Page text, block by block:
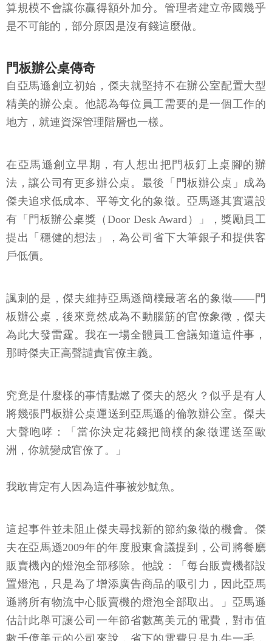
算規模不會讓你贏得額外加分。管理者建立帝國幾乎
是不可能的，部分原因是沒有錢這麼做。
門板辦公桌傳奇
自亞馬遜創立初始，傑夫就堅持不在辦公室配置大型
精美的辦公桌。他認為每位員工需要的是一個工作的
地方，就連資深管理階層也一樣。
在亞馬遜創立早期，有人想出把門板釘上桌腳的辦
法，讓公司有更多辦公桌。最後「門板辦公桌」成為
傑夫追求低成本、平等文化的象徵。亞馬遜其實還設
有「門板辦公桌獎（Door Desk Award）」，獎勵員工
提出「穩健的想法」，為公司省下大筆銀子和提供客
戶低價。
諷刺的是，傑夫維持亞馬遜簡樸最著名的象徵——門
板辦公桌，後來竟然成為不動腦筋的官僚象徵，傑夫
為此大發雷霆。我在一場全體員工會議知道這件事，
那時傑夫正高聲譴責官僚主義。
究竟是什麼樣的事情點燃了傑夫的怒火？似乎是有人
將幾張門板辦公桌運送到亞馬遜的倫敦辦公室。傑夫
大聲咆哮：「當你決定花錢把簡樸的象徵運送至歐
洲，你就變成官僚了。」
我敢肯定有人因為這件事被炒魷魚。
這起事件並未阻止傑夫尋找新的節約象徵的機會。傑
夫在亞馬遜2009年的年度股東會議提到，公司將餐廳
販賣機內的燈泡全部移除。他說：「每台販賣機都設
置燈泡，只是為了增添廣告商品的吸引力，因此亞馬
遜將所有物流中心販賣機的燈泡全部取出。」亞馬遜
估計此舉可讓公司一年節省數萬美元的電費，對市值
數千億美元的公司來說，省下的電費只是九牛一毛，